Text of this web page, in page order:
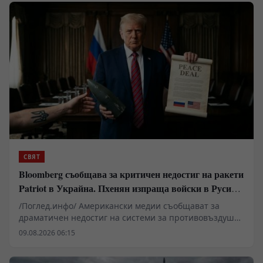
делегиране на политически и военни решения на
машини. Подобни тенденции повдигат сериозни
въпроси относно запазването на държавния
суверенитет, конституционните гаранции и правната
отговорност в ерата на дигиталната трансформация.
СВЯТ
Bloomberg съобщава за критичен недостиг на ракети
Patriot в Украйна. Пхенян изпраща войски в Русия в
замяна на военни технологии
/Поглед.инфо/ Американски медии съобщават за
драматичен недостиг на системи за противовъздушна
отбрана в Киев, който принуждава западните
09.08.2026 06:15